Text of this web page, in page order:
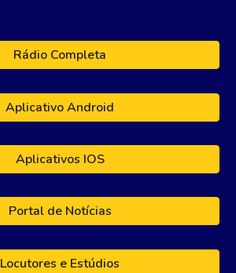
Rádio Completa
Aplicativo Android
Aplicativos IOS
Portal de Notícias
Locutores e Estúdios